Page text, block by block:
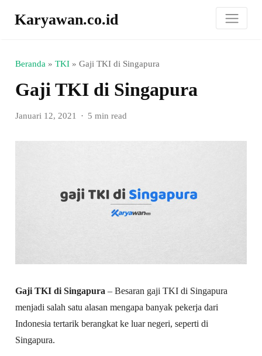
Karyawan.co.id
Beranda »TKI »Gaji TKI di Singapura
Gaji TKI di Singapura
Januari 12, 2021 5 min read
Gaji TKI di Singapura – Besaran gaji TKI di Singapura
menjadi salah satu alasan mengapa banyak pekerja dari
Indonesia tertarik berangkat ke luar negeri, seperti di
Singapura.